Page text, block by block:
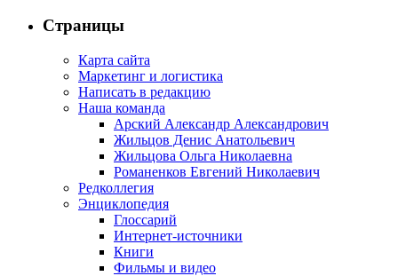
Страницы
Карта сайта
Маркетинг и логистика
Написать в редакцию
Наша команда
Арский Александр Александрович
Жильцов Денис Анатольевич
Жильцова Ольга Николаевна
Романенков Евгений Николаевич
Редколлегия
Энциклопедия
Глоссарий
Интернет-источники
Книги
Фильмы и видео